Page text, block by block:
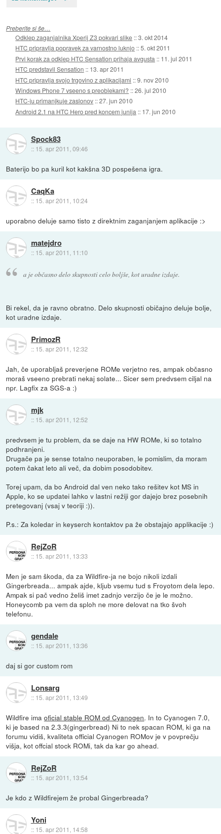
Preberite si še…
Odklep zaganjalnika Xperij Z3 pokvari slike ::3. okt 2014
HTC pripravlja popravek za varnostno luknjo ::5. okt 2011
Prvi korak za odklep HTC Sensation prihaja avgusta :: 11. jul 2011
HTC predstavil Sensation :: 13. apr 2011
HTC pripravlja svojo trgovino z aplikacijami ::9. nov 2010
Windows Phone 7 vseeno s preoblekami? ::26. jul 2010
HTC-ju primanjkuje zaslonov ::27. jun 2010
Android 2.1 na HTC Hero pred koncem junija :: 17. jun 2010
Spock83
:: 15. apr 2011, 09:46
Baterijo bo pa kuril kot kakšna 3D pospešena igra.
CaqKa
:: 15. apr 2011, 10:24
uporabno deluje samo tisto z direktnim zaganjanjem aplikacije :>
matejdro
:: 15. apr 2011, 11:10
a je občasno delo skupnosti celo boljše, kot uradne izdaje.
Bi rekel, da je ravno obratno. Delo skupnosti običajno deluje bolje,
kot uradne izdaje.
PrimozR
:: 15. apr 2011, 12:32
Jah, če uporabljaš preverjene ROMe verjetno res, ampak občasno
moraš vseeno prebrati nekaj solate... Sicer sem predvsem ciljal na
npr. Lagfix za SGS-a :)
mjk
:: 15. apr 2011, 12:52
predvsem je tu problem, da se daje na HW ROMe, ki so totalno
podhranjeni.
Drugače pa je sense totalno neuporaben, le pomislim, da moram
potem čakat leto ali več, da dobim posodobitev.
Torej upam, da bo Android dal ven neko tako rešitev kot MS in
Apple, ko se updatei lahko v lastni režiji gor dajejo brez posebnih
pretegovanj (vsaj v teoriji :)).
P.s.: Za koledar in keyserch kontaktov pa že obstajajo applikacije :)
RejZoR
:: 15. apr 2011, 13:33
Men je sam škoda, da za Wildfire-ja ne bojo nikoli izdali
Gingerbreada... ampak ajde, kljub vsemu tud s Froyotom dela lepo.
Ampak si pač vedno želiš imet zadnjo verzijo če je le možno.
Honeycomb pa vem da sploh ne more delovat na tko švoh
telefonu.
gendale
:: 15. apr 2011, 13:36
daj si gor custom rom
Lonsarg
:: 15. apr 2011, 13:49
Wildfire imaoficial stable ROM od Cyanogen. In to Cyanogen 7.0,
ki je based na 2.3.3(gingerbread) Ni to nek spacan ROM, ki ga na
forumu vidiš, kvaliteta official Cyanogen ROMov je v povprečju
višja, kot offcial stock ROMi, tak da kar go ahead.
RejZoR
:: 15. apr 2011, 13:54
Je kdo z Wildfirejem že probal Gingerbreada?
Yoni
:: 15. apr 2011, 14:58